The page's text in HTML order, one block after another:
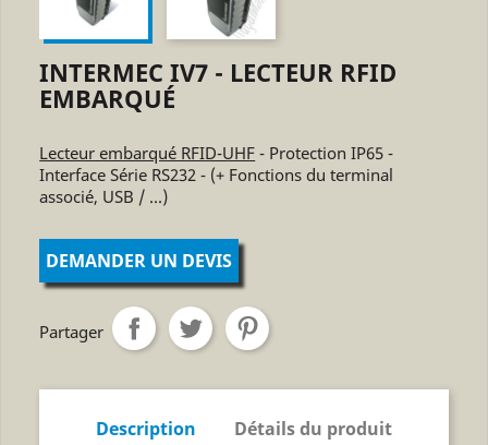
INTERMEC IV7 - LECTEUR RFID
EMBARQUÉ
Lecteur embarqué RFID-UHF - Protection IP65 -
Interface Série RS232 - (+ Fonctions du terminal
associé, USB / ...)
DEMANDER UN DEVIS
Partager
Description Détails du produit